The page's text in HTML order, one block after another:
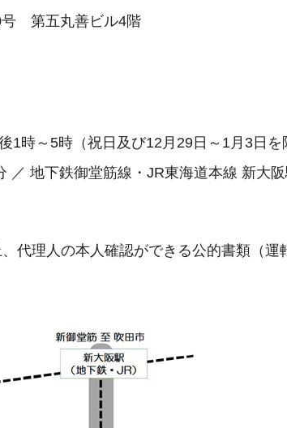
第五丸善ビル4階
時～5時（祝日及び12月29日～1月3日を
地下鉄御堂筋線・JR東海道本線 新大
代理人の本人確認ができる公的書類（運